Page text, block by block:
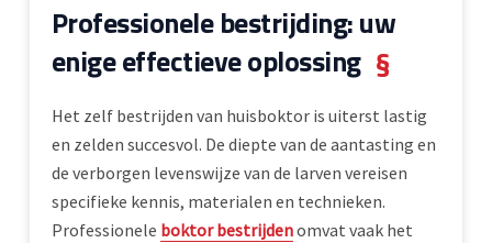
Professionele bestrijding: uw
enige effectieve oplossing §
Het zelf bestrijden van huisboktor is uiterst lastig
en zelden succesvol. De diepte van de aantasting en
de verborgen levenswijze van de larven vereisen
specifieke kennis, materialen en technieken.
Professionele boktor bestrijdenomvat vaak het